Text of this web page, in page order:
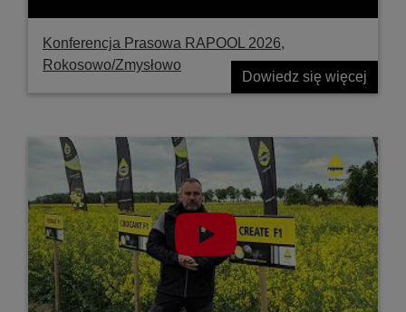
Konferencja Prasowa RAPOOL 2026,
Rokosowo/Zmysłowo
Dowiedz się więcej